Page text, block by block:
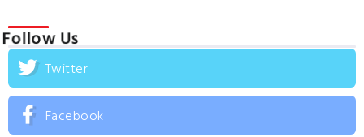
Follow Us
Twitter
Facebook